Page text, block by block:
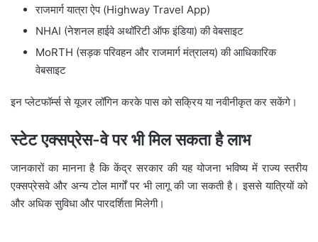
राजमार्ग यात्रा ऐप (Highway Travel App)
NHAI (नेशनल हाईवे अथॉरिटी ऑफ इंडिया) की वेबसाइट
MoRTH (सड़क परिवहन और राजमार्ग मंत्रालय) की आधिकारिक
वेबसाइट
इन प्लेटफॉर्म्स से यूजर लॉगिन करके पास को सक्रिय या नवीनीकृत कर सकेंगे।
स्टेट एक्सप्रेस-वे पर भी मिल सकता है लाभ
जानकारों का मानना है कि केंद्र सरकार की यह योजना भविष्य में राज्य स्तरीय
एक्सप्रेसवे और अन्य टोल मार्गों पर भी लागू की जा सकती है। इससे यात्रियों को
और अधिक सुविधा और पारदर्शिता मिलेगी।